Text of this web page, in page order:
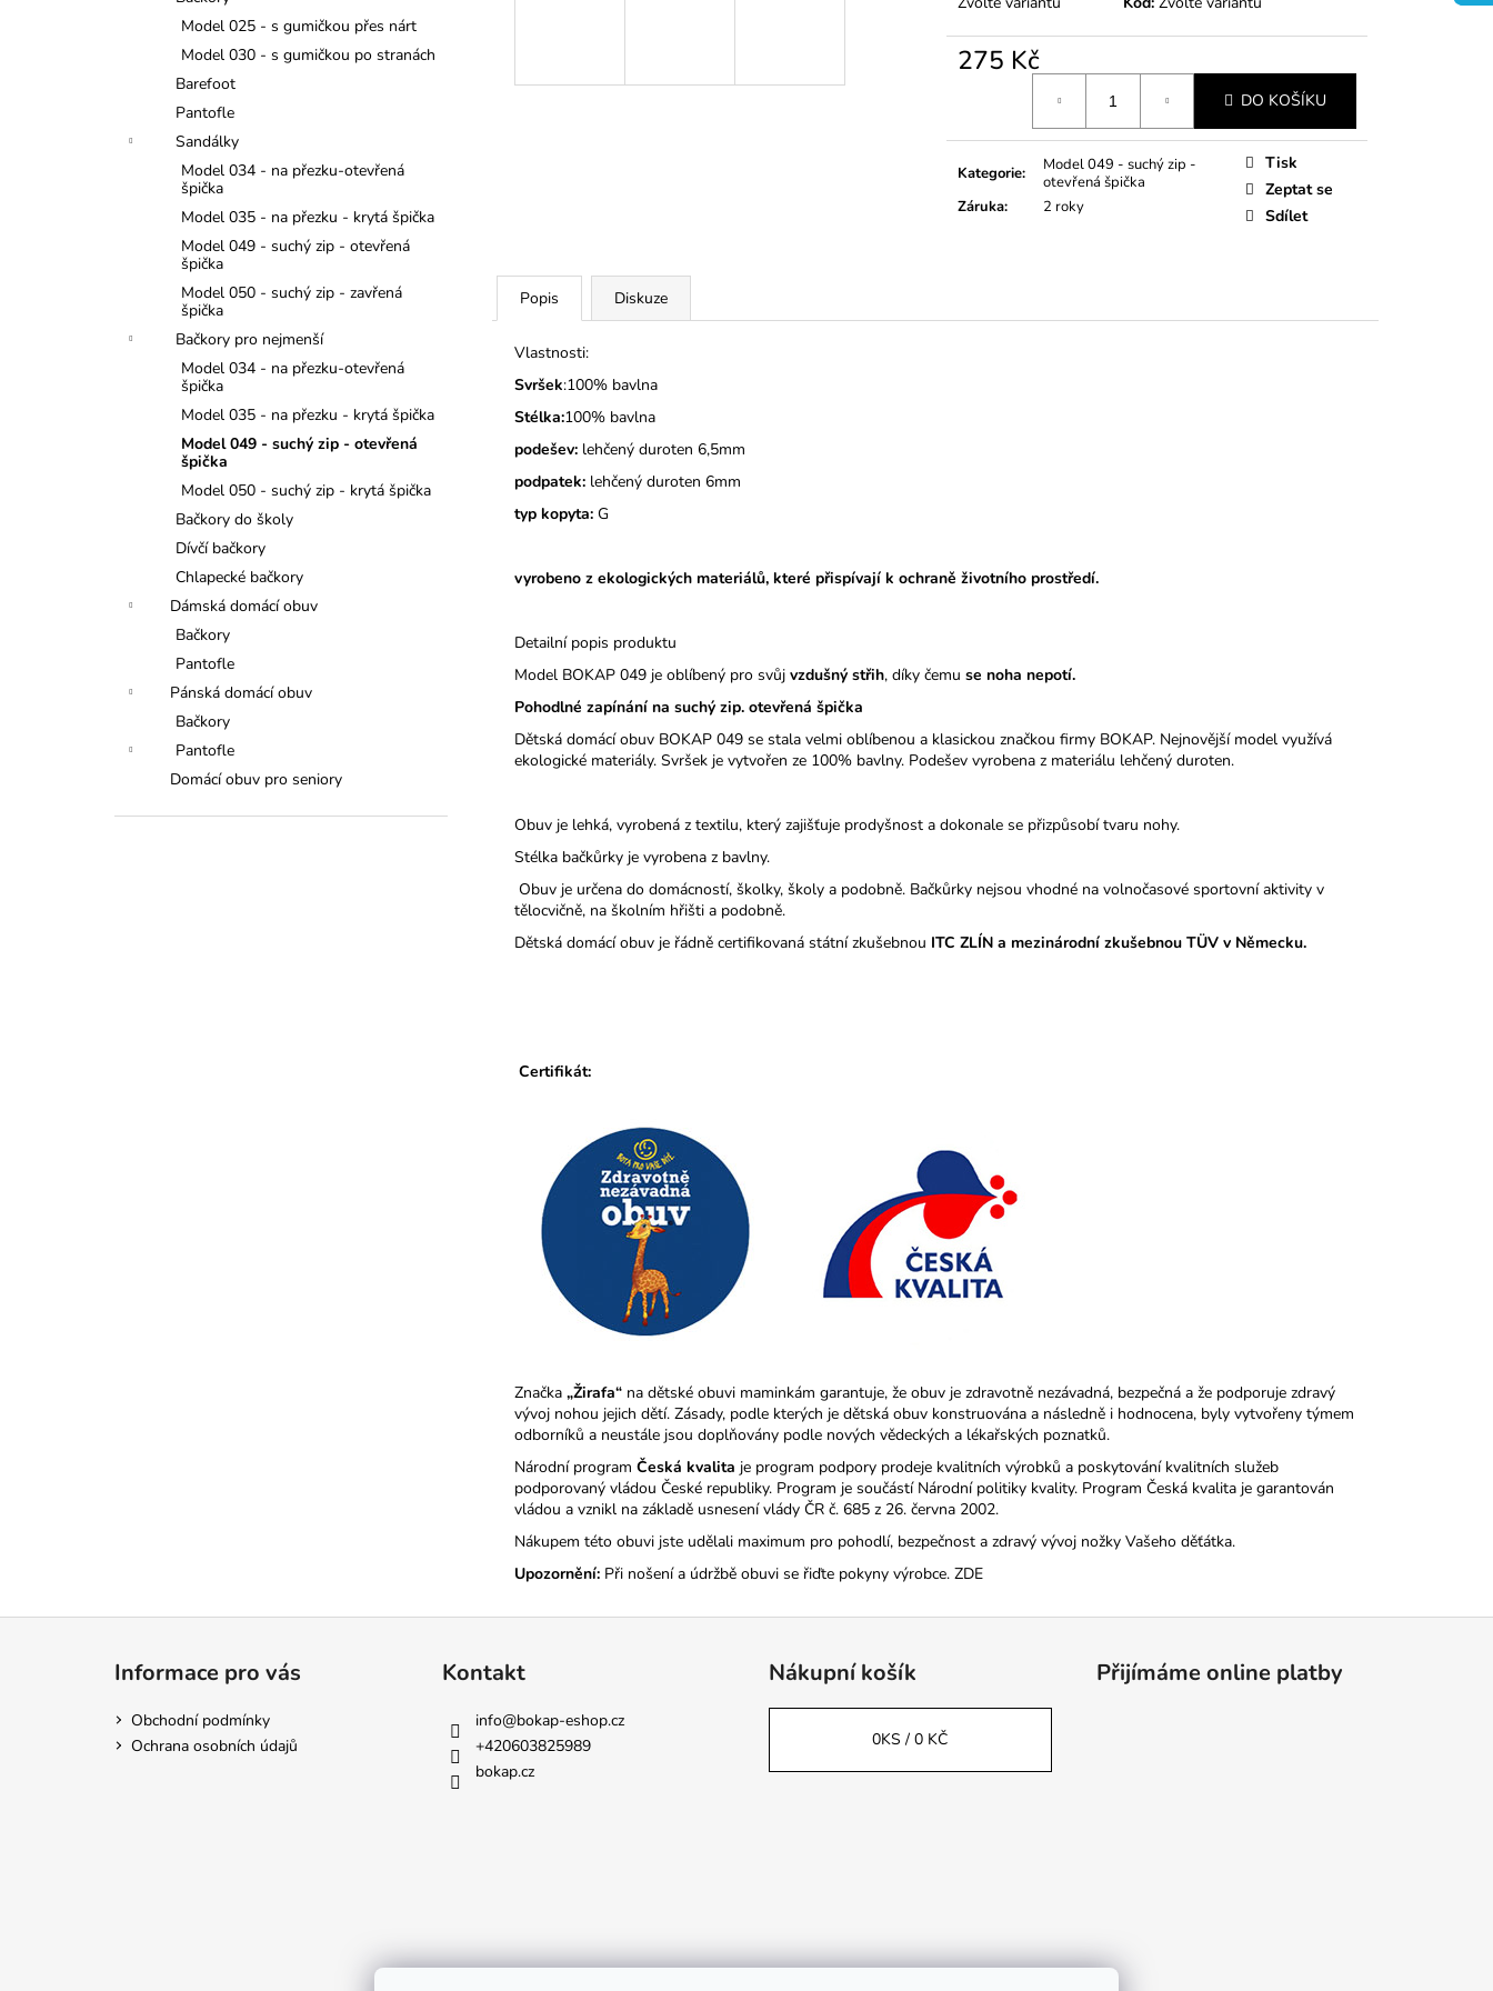
Model 025 - s gumičkou přes nárt
Model 030 - s gumičkou po stranách
Barefoot
Pantofle
Sandálky
Model 034 - na přezku-otevřená
špička
Model 035 - na přezku - krytá špička
Model 049 - suchý zip - otevřená
špička
Model 050 - suchý zip - zavřená
špička
Bačkory pro nejmenší
Model 034 - na přezku-otevřená
špička
Model 035 - na přezku - krytá špička
Model 049 - suchý zip - otevřená
špička
Model 050 - suchý zip - krytá špička
Bačkory do školy
Dívčí bačkory
Chlapecké bačkory
Dámská domácí obuv
Bačkory
Pantofle
Pánská domácí obuv
Bačkory
Pantofle
Domácí obuv pro seniory
275 Kč
DO KOŠÍKU
Kategorie:
Model 049 - suchý zip -
otevřená špička
Záruka: 2 roky
Tisk
Zeptat se
Sdílet
Popis Diskuze
Vlastnosti:
Svršek:100% bavlna
Stélka:100% bavlna
podešev: lehčený duroten 6,5mm
podpatek: lehčený duroten 6mm
typ kopyta: G
vyrobeno z ekologických materiálů, které přispívají k ochraně životního prostředí.
Detailní popis produktu
Model BOKAP 049 je oblíbený pro svůj vzdušný střih, díky čemu se noha nepotí.
Pohodlné zapínání na suchý zip. otevřená špička
Dětská domácí obuv BOKAP 049 se stala velmi oblíbenou a klasickou značkou firmy BOKAP. Nejnovější model využívá
ekologické materiály. Svršek je vytvořen ze 100% bavlny. Podešev vyrobena z materiálu lehčený duroten.
Obuv je lehká, vyrobená z textilu, který zajišťuje prodyšnost a dokonale se přizpůsobí tvaru nohy.
Stélka bačkůrky je vyrobena z bavlny.
Obuv je určena do domácností, školky, školy a podobně. Bačkůrky nejsou vhodné na volnočasové sportovní aktivity v
tělocvičně, na školním hřišti a podobně.
Dětská domácí obuv je řádně certifikovaná státní zkušebnou ITC ZLÍN a mezinárodní zkušebnou TÜV v Německu.
Certifikát:
Značka „Žirafa“ na dětské obuvi maminkám garantuje, že obuv je zdravotně nezávadná, bezpečná a že podporuje zdravý
vývoj nohou jejich dětí. Zásady, podle kterých je dětská obuv konstruována a následně i hodnocena, byly vytvořeny týmem
odborníků a neustále jsou doplňovány podle nových vědeckých a lékařských poznatků.
Národní program Česká kvalita je program podpory prodeje kvalitních výrobků a poskytování kvalitních služeb
podporovaný vládou České republiky. Program je součástí Národní politiky kvality. Program Česká kvalita je garantován
vládou a vznikl na základě usnesení vlády ČR č. 685 z 26. června 2002.
Nákupem této obuvi jste udělali maximum pro pohodlí, bezpečnost a zdravý vývoj nožky Vašeho děťátka.
Upozornění: Při nošení a údržbě obuvi se řiďte pokyny výrobce. ZDE
Informace pro vás
Obchodní podmínky
Ochrana osobních údajů
Kontakt
info@bokap-eshop.cz
+420603825989
bokap.cz
Nákupní košík
0KS /0 KČ
Přijímáme online platby